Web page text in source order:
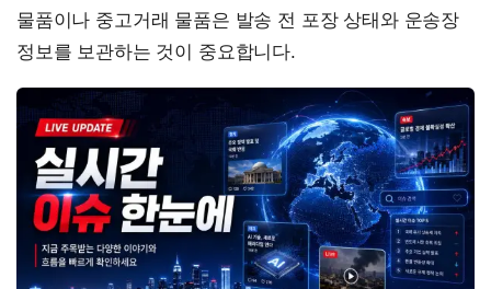
물품이나 중고거래 물품은 발송 전 포장 상태와 운송장
정보를 보관하는 것이 중요합니다.